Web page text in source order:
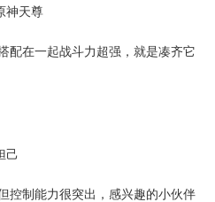
神天尊
配在一起战斗力超强，就是凑齐它
己
控制能力很突出，感兴趣的小伙伴